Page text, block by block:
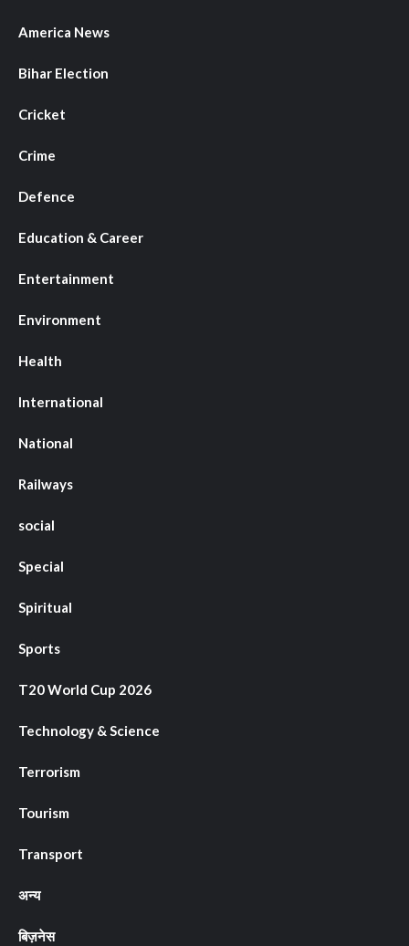
America News
Bihar Election
Cricket
Crime
Defence
Education & Career
Entertainment
Environment
Health
International
National
Railways
social
Special
Spiritual
Sports
T20 World Cup 2026
Technology & Science
Terrorism
Tourism
Transport
अन्य
बिज़नेस